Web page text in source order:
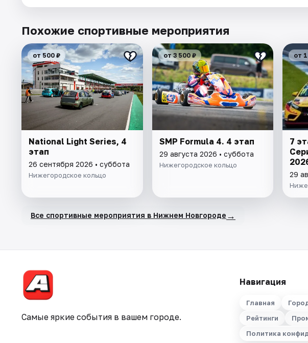
Похожие спортивные мероприятия
от 500 ₽
National Light Series, 4
этап
26 сентября 2026 • суббота
Нижегородское кольцо
от 3 500 ₽
SMP Formula 4. 4 этап
29 августа 2026 • суббота
Нижегородское кольцо
от
7
29
Все спортивные мероприятия в Нижнем Новгороде →
Самые яркие события в вашем городе.
Навигация
Главная
Рейтинги
Политика